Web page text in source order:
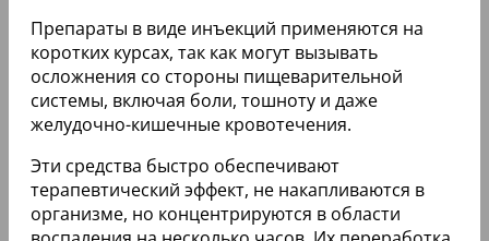
Препараты в виде инъекций применяются на
коротких курсах, так как могут вызывать
осложнения со стороны пищеварительной
системы, включая боли, тошноту и даже
желудочно-кишечные кровотечения.
Эти средства быстро обеспечивают
терапевтический эффект, не накапливаются в
организме, но концентрируются в области